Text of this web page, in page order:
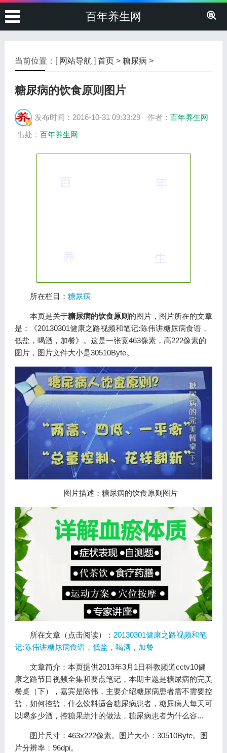
百年养生网
当前位置：[ 网站导航 ] 首页> 糖尿病 >
糖尿病的饮食原则图片
发布时间：2016-10-31 09:33:29 作者： 百年养生网
出处： 百年养生网
所在栏目： 糖尿病
本页是关于糖尿病的饮食原则 的图片，图片所在的文章
是：《20130301健康之路视频和笔记:陈伟讲糖尿病食谱，
低盐，喝酒，加餐》。这是一张宽463像素，高222像素的
图片，图片文件大小是30510Byte。
图片描述：糖尿病的饮食原则图片
所在文章（点击阅读）： 20130301健康之路视频和笔
记:陈伟讲糖尿病食谱，低盐，喝酒，加餐
文章简介：本页提供2013年3月1日科教频道cctv10健
康之路节目视频全集和要点笔记，本期主题是糖尿病的完美
餐桌（下），嘉宾是陈伟，主要介绍糖尿病患者需不需要控
盐，如何控盐，什么饮料适合糖尿病患者，糖尿病人每天可
以喝多少酒，控糖果蔬汁的做法，糖尿病患者为什么容...
图片尺寸：463x222像素。图片大小：30510Byte。图
片分辨率：96dpi。